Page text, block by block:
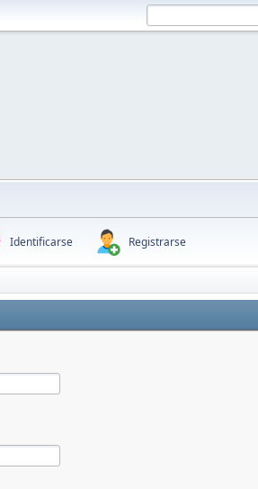
Identificarse Registrarse